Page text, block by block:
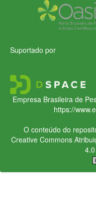
Suportado por
Empresa Brasileira de
https://
O conteúdo do
Creative Commons